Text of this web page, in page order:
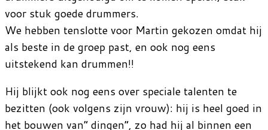
voor stuk goede drummers.
We hebben tenslotte voor Martin gekozen omdat hij
als beste in de groep past, en ook nog eens
uitstekend kan drummen!!
Hij blijkt ook nog eens over speciale talenten te
bezitten (ook volgens zijn vrouw): hij is heel goed in
het bouwen van” dingen”, zo had hij al binnen een